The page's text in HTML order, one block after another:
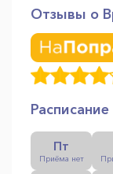
Отзывы о
Пт
Приёма нет